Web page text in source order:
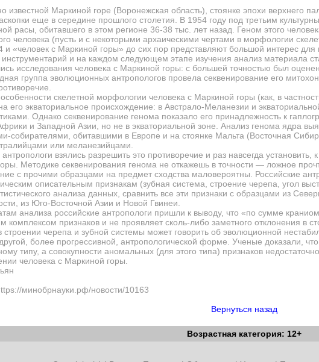
известной Маркиной горе (Воронежская область), стоянке эпохи верхнего
еще в середине прошлого столетия. В 1954 году под третьим
расы, обитавшего в этом регионе 36-38 тыс. лет назад. Геном этого
человека (пусть и с некоторыми архаическими чертами в морфологии
и «человек с Маркиной горы» до сих пор представляют большой интерес
и на каждом следующем этапе изучения анализ материала
исследования человека с Маркиной горы: с большей точностью был
группа эволюционных антропологов провела секвенирование его
скелетной морфологии человека с Маркиной горы (как, в
его экваториальное происхождение: в Австрало-Меланезии и
Однако секвенирование генома показало его принадлежность к
и Западной Азии, но не в экваториальной зоне. Анализ генома ядра
собирателями, обитавшими в Европе и на стоянке Мальта (Восточная
или меланезийцами.
антропологи взялись разрешить это противоречие и раз навсегда установить,
Методике секвенирования генома не откажешь в точности — ложное
с прочими образцами на предмет сходства маловероятны. Российские
описательным признакам (зубная система, строение черепа, угол
анализа данных, сравнить все эти признаки с образцами из
из Юго-Восточной Азии и Новой Гвинеи.
анализа российские антропологи пришли к выводу, что «по сумме
комплексом признаков и не проявляет сколь-либо заметного отклонения в
строении черепа и зубной системы может говорить об эволюционной
более прогрессивной, антропологической форме. Ученые доказали,
типу, а совокупности аномальных (для этого типа) признаков
человека с Маркиной горы.
минобрнауки.рф/новости/10163
Вернуться назад
Возрастная категория: 12+